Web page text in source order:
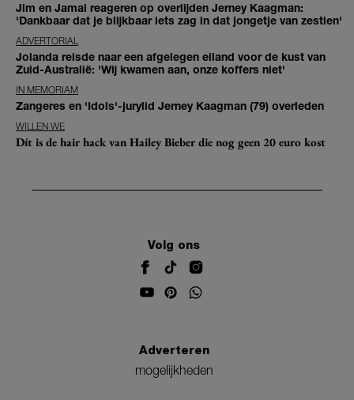
Jim en Jamai reageren op overlijden Jerney Kaagman:
'Dankbaar dat je blijkbaar iets zag in dat jongetje van zestien'
ADVERTORIAL
Jolanda reisde naar een afgelegen eiland voor de kust van
Zuid-Australië: 'Wij kwamen aan, onze koffers niet'
IN MEMORIAM
Zangeres en 'Idols'-jurylid Jerney Kaagman (79) overleden
WILLEN WE
Dít is de hair hack van Hailey Bieber die nog geen 20 euro kost
Volg ons
Adverteren
mogelijkheden